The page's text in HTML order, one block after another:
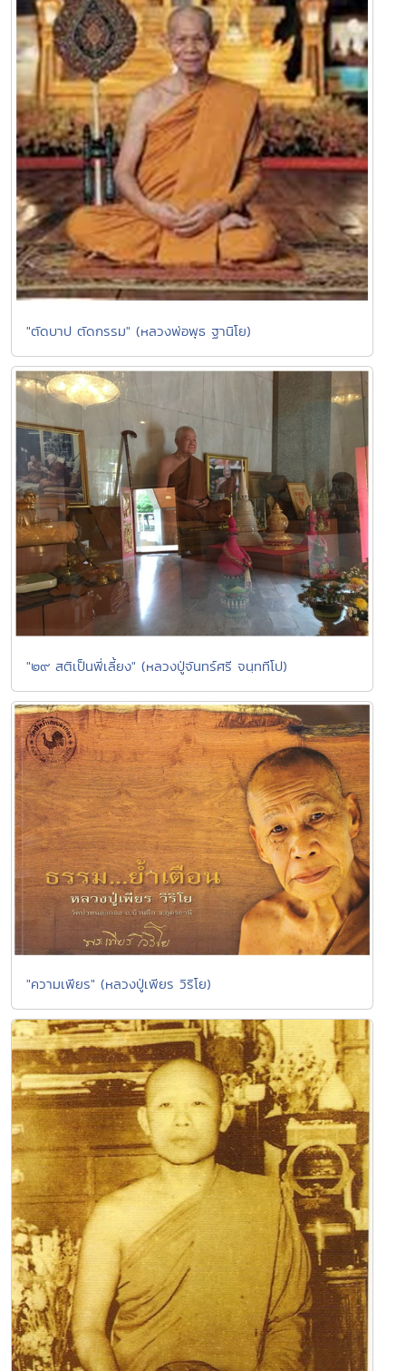
"ตัดบาป ตัดกรรม" (หลวงพ่อพุธ ฐานิโย)
"๒๙ สติเป็นพี่เลี้ยง" (หลวงปู่จันทร์ศรี จนฺททีโป)
"ความเพียร" (หลวงปู่เพียร วิริโย)